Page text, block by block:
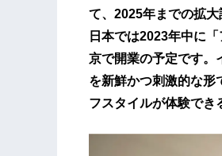
て、2025年までの拡大
日本では2023年中に
京で開業の予定です。
を新鮮かつ刺激的な形
フスタイルが体験でき